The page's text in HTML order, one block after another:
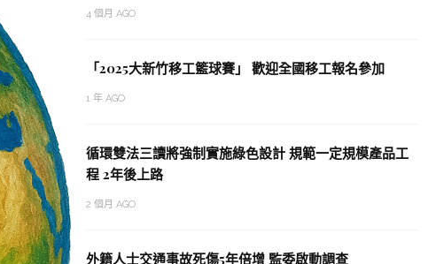
4 個月 AGO
「2025大新竹移工籃球賽」 歡迎全國移工報名參加
1 年 AGO
循環雙法三讀將強制實施綠色設計 規範一定規模產品工
程 2年後上路
2 個月 AGO
外籍人士交通事故死傷5年倍增 監委啟動調查